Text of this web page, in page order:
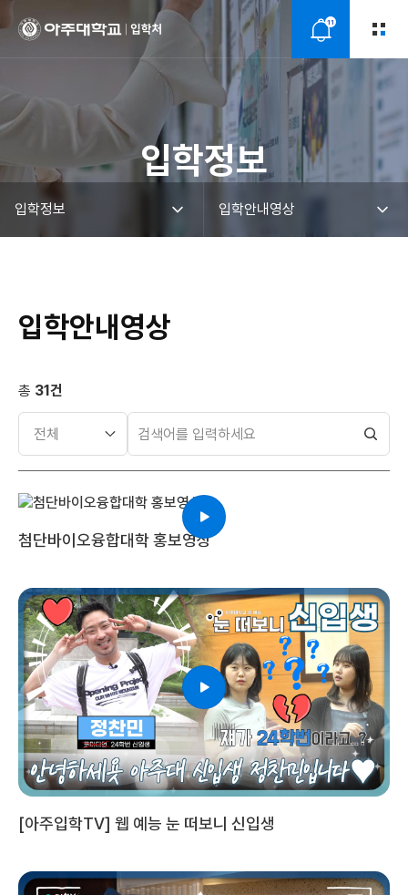
알
림
11
입학정보
입학안내영상
총 31건
검
첨단바이오융합대학 홍보영상
[아주입학TV] 웹 예능 눈 떠보니 신입생